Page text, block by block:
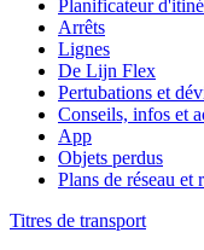
Planificateur
Arrêts
Lignes
De Lijn Flex
Pertubations et
Conseils, infos et
App
Objets perdus
Plans de réseau et
Titres de transport